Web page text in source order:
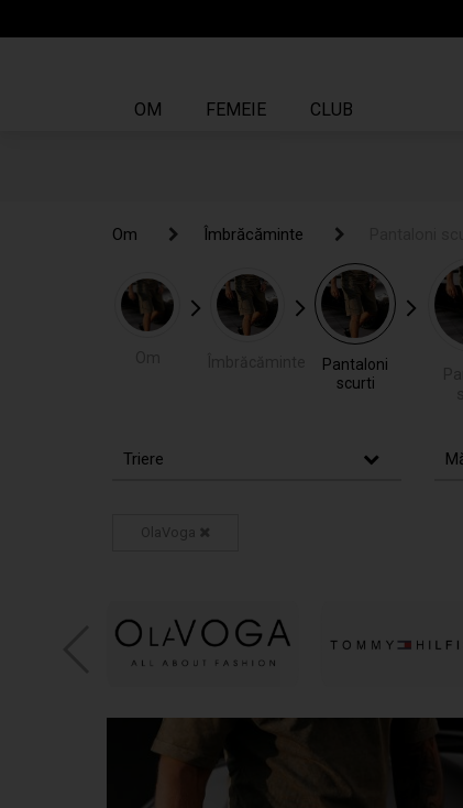
OM FEMEIE CLUB
Om Îmbrăcăminte
Om Îmbrăcăminte
Pantaloni
scurti
Triere
OlaVoga